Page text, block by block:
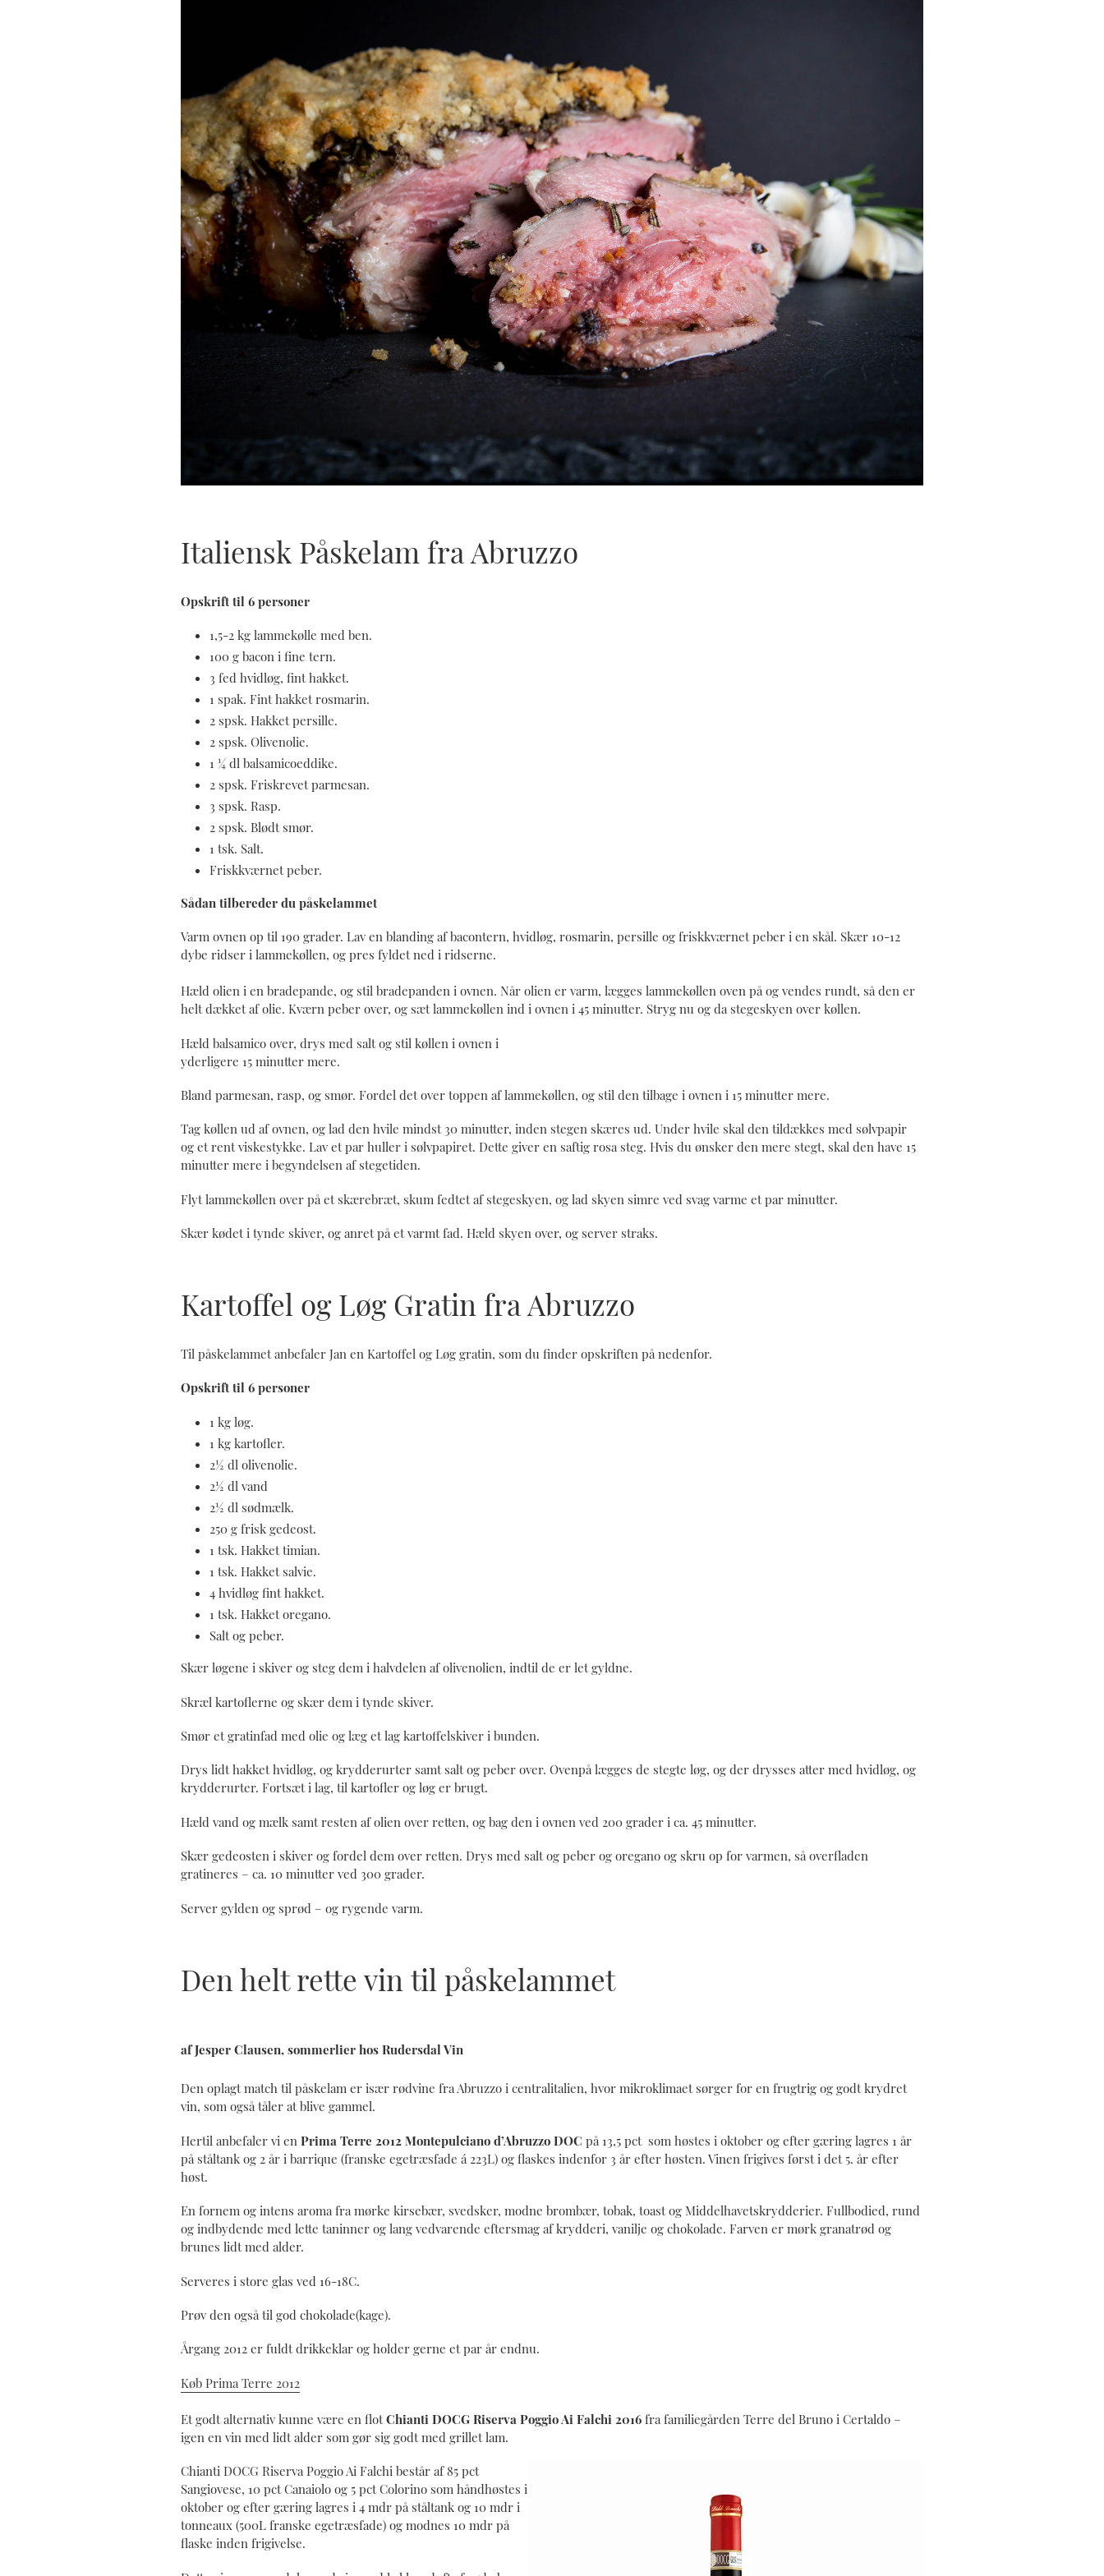
Italiensk Påskelam fra Abruzzo
Opskrift til 6 personer
1,5-2 kg lammekølle med ben.
100 g bacon i fine tern.
3 fed hvidløg, fint hakket.
1 spak. Fint hakket rosmarin.
2 spsk. Hakket persille.
2 spsk. Olivenolie.
1 ¼ dl balsamicoeddike.
2 spsk. Friskrevet parmesan.
3 spsk. Rasp.
2 spsk. Blødt smør.
1 tsk. Salt.
Friskkværnet peber.
Sådan tilbereder du påskelammet
Varm ovnen op til 190 grader. Lav en blanding af bacontern, hvidløg, rosmarin, persille og friskkværnet peber i en skål. Skær 10-12
dybe ridser i lammekøllen, og pres fyldet ned i ridserne.
Hæld olien i en bradepande, og stil bradepanden i ovnen. Når olien er varm, lægges lammekøllen oven på og vendes rundt, så den er
helt dækket af olie. Kværn peber over, og sæt lammekøllen ind i ovnen i 45 minutter. Stryg nu og da stegeskyen over køllen.
Hæld balsamico over, drys med salt og stil køllen i ovnen i
yderligere 15 minutter mere.
Bland parmesan, rasp, og smør. Fordel det over toppen af lammekøllen, og stil den tilbage i ovnen i 15 minutter mere.
Tag køllen ud af ovnen, og lad den hvile mindst 30 minutter, inden stegen skæres ud. Under hvile skal den tildækkes med sølvpapir
og et rent viskestykke. Lav et par huller i sølvpapiret. Dette giver en saftig rosa steg. Hvis du ønsker den mere stegt, skal den have 15
minutter mere i begyndelsen af stegetiden.
Flyt lammekøllen over på et skærebræt, skum fedtet af stegeskyen, og lad skyen simre ved svag varme et par minutter.
Skær kødet i tynde skiver, og anret på et varmt fad. Hæld skyen over, og server straks.
Kartoffel og Løg Gratin fra Abruzzo
Til påskelammet anbefaler Jan en Kartoffel og Løg gratin, som du finder opskriften på nedenfor.
Opskrift til 6 personer
1 kg løg.
1 kg kartofler.
2½ dl olivenolie.
2½ dl vand
2½ dl sødmælk.
250 g frisk gedeost.
1 tsk. Hakket timian.
1 tsk. Hakket salvie.
4 hvidløg fint hakket.
1 tsk. Hakket oregano.
Salt og peber.
Skær løgene i skiver og steg dem i halvdelen af olivenolien, indtil de er let gyldne.
Skræl kartoflerne og skær dem i tynde skiver.
Smør et gratinfad med olie og læg et lag kartoffelskiver i bunden.
Drys lidt hakket hvidløg, og krydderurter samt salt og peber over. Ovenpå lægges de stegte løg, og der drysses atter med hvidløg, og
krydderurter. Fortsæt i lag, til kartofler og løg er brugt.
Hæld vand og mælk samt resten af olien over retten, og bag den i ovnen ved 200 grader i ca. 45 minutter.
Skær gedeosten i skiver og fordel dem over retten. Drys med salt og peber og oregano og skru op for varmen, så overfladen
gratineres – ca. 10 minutter ved 300 grader.
Server gylden og sprød – og rygende varm.
Den helt rette vin til påskelammet
af Jesper Clausen, sommerlier hos Rudersdal Vin
Den oplagt match til påskelam er især rødvine fra Abruzzo i centralitalien, hvor mikroklimaet sørger for en frugtrig og godt krydret
vin, som også tåler at blive gammel.
Hertil anbefaler vi enPrima Terre 2012 Montepulciano d’Abruzzo DOC på 13,5 pct som høstes i oktober og efter gæring lagres 1 år
på ståltank og 2 år i barrique (franske egetræsfade á 223L) og flaskes indenfor 3 år efter høsten. Vinen frigives først i det 5. år efter
høst.
En fornem og intens aroma fra mørke kirsebær, svedsker, modne brombær, tobak, toast og Middelhavetskrydderier. Fullbodied, rund
og indbydende med lette taninner og lang vedvarende eftersmag af krydderi, vanilje og chokolade. Farven er mørk granatrød og
brunes lidt med alder.
Serveres i store glas ved 16-18C.
Prøv den også til god chokolade(kage).
Årgang 2012 er fuldt drikkeklar og holder gerne et par år endnu.
Køb Prima Terre 2012
Et godt alternativ kunne være en flotChianti DOCG Riserva Poggio Ai Falchi 2016 fra familiegården Terre del Bruno i Certaldo –
igen en vin med lidt alder som gør sig godt med grillet lam.
Chianti DOCG Riserva Poggio Ai Falchi består af 85 pct
Sangiovese, 10 pct Canaiolo og 5 pct Colorino som håndhøstes i
oktober og efter gæring lagres i 4 mdr på ståltank og 10 mdr i
tonneaux (500L franske egetræsfade) og modnes 10 mdr på
flaske inden frigivelse.